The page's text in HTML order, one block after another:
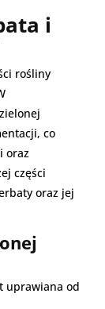
i
rośliny
co
oraz
części
oraz jej
uprawiana od